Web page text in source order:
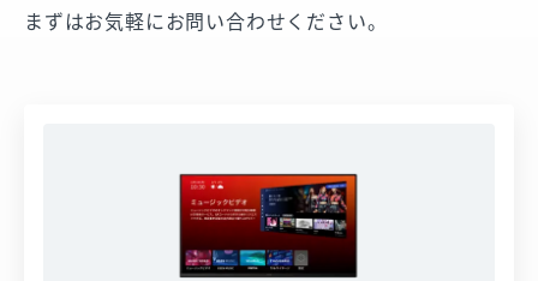
まずはお気軽にお問い合わせください。